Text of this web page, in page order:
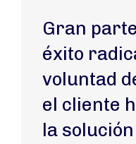
Gran
éxito
voluntad
el cliente
la